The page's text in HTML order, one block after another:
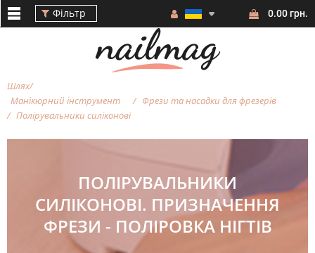
Фільтр 0.00 грн.
Шлях
Манікюрний інструмент
Фрези та насадки для фрезерiв
Полірувальники силіконові
ВАРТІСТЬ
ПОЛІРУВАЛЬНИКИ
СИЛІКОНОВІ. ПРИЗНАЧЕННЯ
ФРЕЗИ - ПОЛІРОВКА НІГТІВ